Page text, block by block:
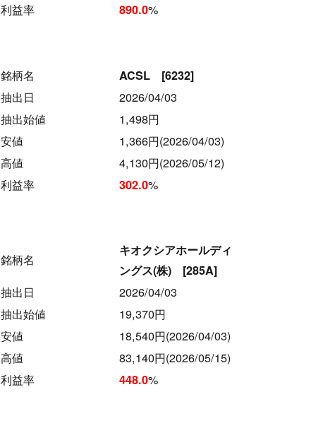
利益率
890.0%
銘柄名 ACSL [6232]
抽出日
2026/04/03
抽出始値
1,498円
安値
1,366円(2026/04/03)
高値
4,130円(2026/05/12)
利益率
302.0%
銘柄名
キオクシアホールディ
ングス(株) [285A]
抽出日
2026/04/03
抽出始値
19,370円
安値
18,540円(2026/04/03)
高値
83,140円(2026/05/15)
利益率
448.0%